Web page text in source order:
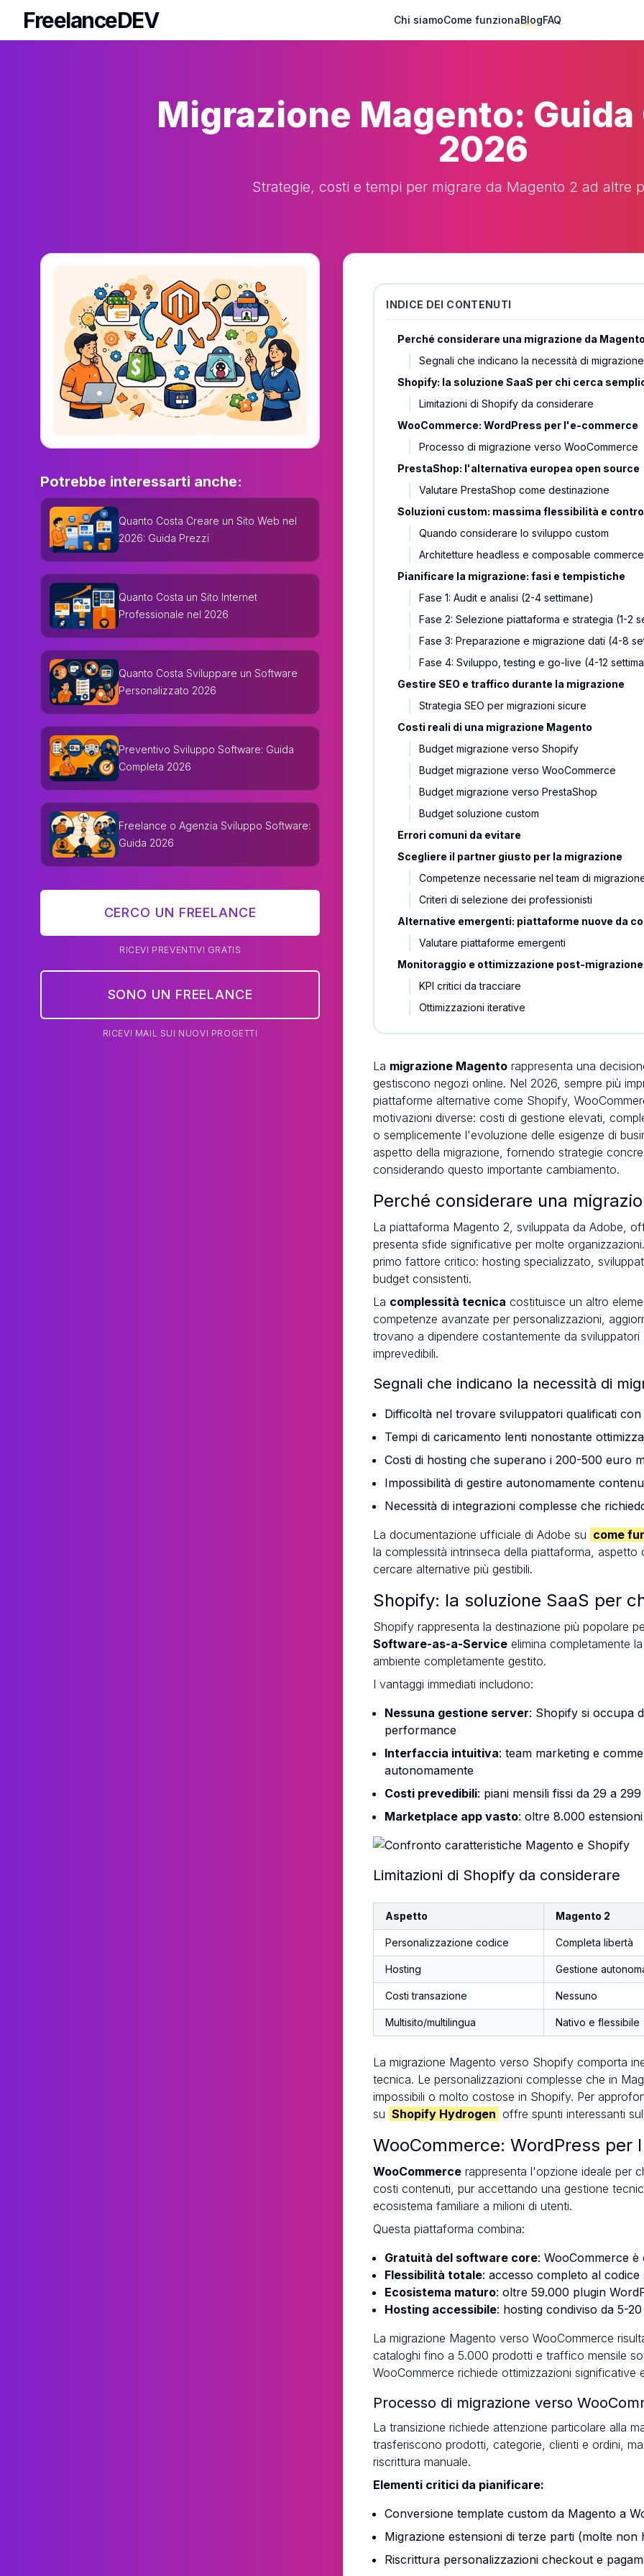
FreelanceDEV
FreelanceDEV
Chi siamoCome funzionaBlogFAQ
Migrazione Magento:
2026
Strategie, costi e tempi per migrare da Magento 2 ad altre
Potrebbe interessarti anche:
Quanto Costa Creare un Sito Web nel
2026: Guida Prezzi
Quanto Costa un Sito Internet
Professionale nel 2026
Quanto Costa Sviluppare un Software
Personalizzato 2026
Preventivo Sviluppo Software: Guida
Completa 2026
Freelance o Agenzia Sviluppo Software:
Guida 2026
CERCO UN FREELANCE
RICEVI PREVENTIVI GRATIS
SONO UN FREELANCE
RICEVI MAIL SUI NUOVI PROGETTI
INDICE DEI CONTENUTI
Perché considerare una migrazione da
Segnali che indicano la necessità di migrazione
Shopify: la soluzione SaaS per chi cerca
Limitazioni di Shopify da considerare
WooCommerce: WordPress per l'e-commerce
Processo di migrazione verso WooCommerce
PrestaShop: l'alternativa europea open source
Valutare PrestaShop come destinazione
Soluzioni custom: massima flessibilità e
Quando considerare lo sviluppo custom
Architetture headless e composable commerce
Pianificare la migrazione: fasi e tempistiche
Fase 1: Audit e analisi (2-4 settimane)
Fase 2: Selezione piattaforma e strategia (1-2
Fase 3: Preparazione e migrazione dati (4-8
Fase 4: Sviluppo, testing e go-live (4-12
Gestire SEO e traffico durante la migrazione
Strategia SEO per migrazioni sicure
Costi reali di una migrazione Magento
Budget migrazione verso Shopify
Budget migrazione verso WooCommerce
Budget migrazione verso PrestaShop
Budget soluzione custom
Errori comuni da evitare
Scegliere il partner giusto per la migrazione
Competenze necessarie nel team di
Criteri di selezione dei professionisti
Alternative emergenti: piattaforme nuove da
Valutare piattaforme emergenti
Monitoraggio e ottimizzazione post-migrazione
KPI critici da tracciare
Ottimizzazioni iterative
La migrazione Magento rappresenta una
gestiscono negozi online. Nel 2026, sempre più
piattaforme alternative come Shopify,
motivazioni diverse: costi di gestione elevati,
o semplicemente l'evoluzione delle esigenze di
aspetto della migrazione, fornendo strategie
considerando questo importante cambiamento.
Perché considerare una
La piattaforma Magento 2, sviluppata da Adobe,
presenta sfide significative per molte organizzazioni.
primo fattore critico: hosting specializzato,
budget consistenti.
La complessità tecnica costituisce un altro
competenze avanzate per personalizzazioni,
trovano a dipendere costantemente da
imprevedibili.
Segnali che indicano la necessità di
Difficoltà nel trovare sviluppatori qualificati con
Tempi di caricamento lenti nonostante
Costi di hosting che superano i 200-500 euro
Impossibilità di gestire autonomamente
Necessità di integrazioni complesse che
La documentazione ufficiale di Adobe su come
la complessità intrinseca della piattaforma,
cercare alternative più gestibili.
Shopify: la soluzione SaaS per
Shopify rappresenta la destinazione più popolare
Software-as-a-Service elimina completamente
ambiente completamente gestito.
I vantaggi immediati includono:
Nessuna gestione server: Shopify si occupa
performance
Interfaccia intuitiva: team marketing e
autonomamente
Costi prevedibili: piani mensili fissi da 29 a
Marketplace app vasto: oltre 8.000
Limitazioni di Shopify da considerare
Aspetto Magento 2
Personalizzazione codice Completa libertà
Hosting Gestione
Costi transazione Nessuno
Multisito/multilingua Nativo e flessibile
La migrazione Magento verso Shopify comporta
tecnica. Le personalizzazioni complesse che in
impossibili o molto costose in Shopify. Per
su Shopify Hydrogen offre spunti interessanti
WooCommerce: WordPress per
WooCommerce rappresenta l'opzione ideale per
costi contenuti, pur accettando una gestione
ecosistema familiare a milioni di utenti.
Questa piattaforma combina:
Gratuità del software core: WooCommerce
Flessibilità totale: accesso completo al codice
Ecosistema maturo: oltre 59.000 plugin
Hosting accessibile: hosting condiviso da 5-
La migrazione Magento verso WooCommerce
cataloghi fino a 5.000 prodotti e traffico mensile
WooCommerce richiede ottimizzazioni significative
Processo di migrazione verso
La transizione richiede attenzione particolare alla
trasferiscono prodotti, categorie, clienti e ordini,
riscrittura manuale.
Elementi critici da pianificare:
Conversione template custom da Magento a
Migrazione estensioni di terze parti (molte non
Riscrittura personalizzazioni checkout e